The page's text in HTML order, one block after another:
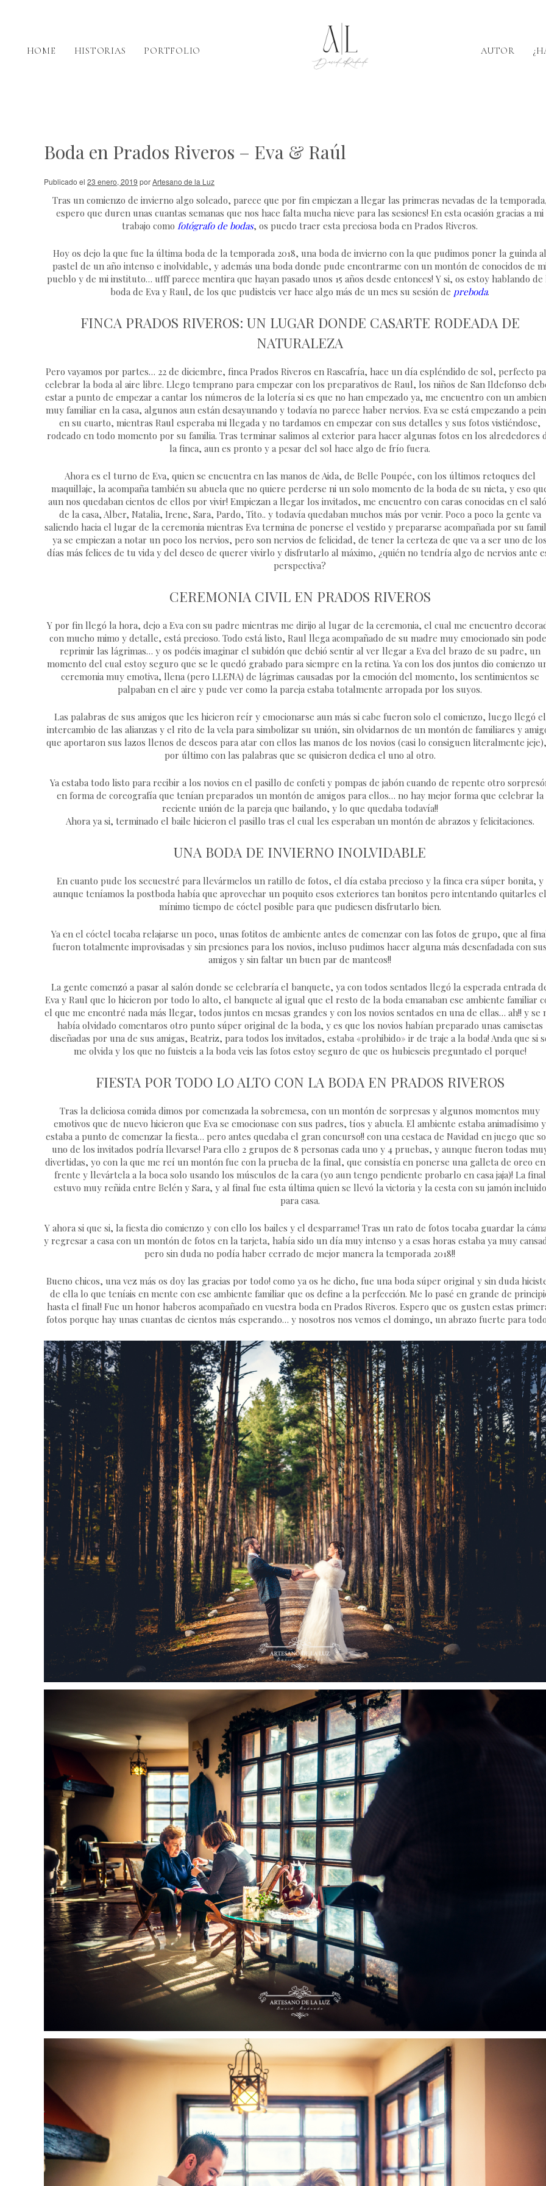
HOME HISTORIAS PORTFOLIO AUTOR
Boda en Prados Riveros – Eva & Raúl
Publicado el 23 enero, 2019 porArtesano de la Luz
Tras un comienzo de invierno algo soleado, parece que por fin empiezan a llegar las primeras nevadas de la
espero que duren unas cuantas semanas que nos hace falta mucha nieve para las sesiones! En esta ocasión gracias a mi
trabajo como fotógrafo de bodas, os puedo traer esta preciosa boda en Prados Riveros.
Hoy os dejo la que fue la última boda de la temporada 2018, una boda de invierno con la que pudimos poner la guinda al
pastel de un año intenso e inolvidable, y además una boda donde pude encontrarme con un montón de conocidos de
pueblo y de mi instituto… ufff parece mentira que hayan pasado unos 15 años desde entonces! Y si, os estoy hablando de
boda de Eva y Raul, de los que pudisteis ver hace algo más de un mes su sesión de preboda.
FINCA PRADOS RIVEROS: UN LUGAR DONDE CASARTE RODEADA DE
NATURALEZA
Pero vayamos por partes… 22 de diciembre, finca Prados Riveros en Rascafría, hace un día espléndido de sol, perfecto
celebrar la boda al aire libre. Llego temprano para empezar con los preparativos de Raul, los niños de San Ildefonso
estar a punto de empezar a cantar los números de la lotería si es que no han empezado ya, me encuentro con un
muy familiar en la casa, algunos aun están desayunando y todavía no parece haber nervios. Eva se está empezando a
en su cuarto, mientras Raul esperaba mi llegada y no tardamos en empezar con sus detalles y sus fotos vistiéndose,
rodeado en todo momento por su familia. Tras terminar salimos al exterior para hacer algunas fotos en los alrededores
la finca, aun es pronto y a pesar del sol hace algo de frío fuera.
Ahora es el turno de Eva, quien se encuentra en las manos de Aida, de Belle Poupée, con los últimos retoques del
maquillaje, la acompaña también su abuela que no quiere perderse ni un solo momento de la boda de su nieta, y eso
aun nos quedaban cientos de ellos por vivir! Empiezan a llegar los invitados, me encuentro con caras conocidas en el
de la casa, Alber, Natalia, Irene, Sara, Pardo, Tito.. y todavía quedaban muchos más por venir. Poco a poco la gente va
saliendo hacia el lugar de la ceremonia mientras Eva termina de ponerse el vestido y prepararse acompañada por su
ya se empiezan a notar un poco los nervios, pero son nervios de felicidad, de tener la certeza de que va a ser uno de los
días más felices de tu vida y del deseo de querer vivirlo y disfrutarlo al máximo, ¿quién no tendría algo de nervios ante
perspectiva?
CEREMONIA CIVIL EN PRADOS RIVEROS
Y por fin llegó la hora, dejo a Eva con su padre mientras me dirijo al lugar de la ceremonia, el cual me encuentro
con mucho mimo y detalle, está precioso. Todo está listo, Raul llega acompañado de su madre muy emocionado sin
reprimir las lágrimas… y os podéis imaginar el subidón que debió sentir al ver llegar a Eva del brazo de su padre, un
momento del cual estoy seguro que se le quedó grabado para siempre en la retina. Ya con los dos juntos dio comienzo
ceremonia muy emotiva, llena (pero LLENA) de lágrimas causadas por la emoción del momento, los sentimientos se
palpaban en el aire y pude ver como la pareja estaba totalmente arropada por los suyos.
Las palabras de sus amigos que les hicieron reír y emocionarse aun más si cabe fueron solo el comienzo, luego llegó el
intercambio de las alianzas y el rito de la vela para simbolizar su unión, sin olvidarnos de un montón de familiares y
que aportaron sus lazos llenos de deseos para atar con ellos las manos de los novios (casi lo consiguen literalmente
por último con las palabras que se quisieron dedica el uno al otro.
Ya estaba todo listo para recibir a los novios en el pasillo de confeti y pompas de jabón cuando de repente otro
en forma de coreografía que tenían preparados un montón de amigos para ellos… no hay mejor forma que celebrar la
reciente unión de la pareja que bailando, y lo que quedaba todavía!!
Ahora ya si, terminado el baile hicieron el pasillo tras el cual les esperaban un montón de abrazos y felicitaciones.
UNA BODA DE INVIERNO INOLVIDABLE
En cuanto pude los secuestré para llevármelos un ratillo de fotos, el día estaba precioso y la finca era súper bonita, y
aunque teníamos la postboda había que aprovechar un poquito esos exteriores tan bonitos pero intentando quitarles el
mínimo tiempo de cóctel posible para que pudiesen disfrutarlo bien.
Ya en el cóctel tocaba relajarse un poco, unas fotitos de ambiente antes de comenzar con las fotos de grupo, que al
fueron totalmente improvisadas y sin presiones para los novios, incluso pudimos hacer alguna más desenfadada con sus
amigos y sin faltar un buen par de manteos!!
La gente comenzó a pasar al salón donde se celebraría el banquete, ya con todos sentados llegó la esperada entrada
Eva y Raul que lo hicieron por todo lo alto, el banquete al igual que el resto de la boda emanaban ese ambiente familiar
el que me encontré nada más llegar, todos juntos en mesas grandes y con los novios sentados en una de ellas… ah!! y se
había olvidado comentaros otro punto súper original de la boda, y es que los novios habían preparado unas camisetas
diseñadas por una de sus amigas, Beatriz, para todos los invitados, estaba «prohibido» ir de traje a la boda! Anda que si
me olvida y los que no fuisteis a la boda veis las fotos estoy seguro de que os hubieseis preguntado el porque!
FIESTA POR TODO LO ALTO CON LA BODA EN PRADOS RIVEROS
Tras la deliciosa comida dimos por comenzada la sobremesa, con un montón de sorpresas y algunos momentos muy
emotivos que de nuevo hicieron que Eva se emocionase con sus padres, tíos y abuela. El ambiente estaba animadísimo y
estaba a punto de comenzar la fiesta… pero antes quedaba el gran concurso!! con una cestaca de Navidad en juego que
uno de los invitados podría llevarse! Para ello 2 grupos de 8 personas cada uno y 4 pruebas, y aunque fueron todas
divertidas, yo con la que me reí un montón fue con la prueba de la final, que consistía en ponerse una galleta de oreo
frente y llevártela a la boca solo usando los músculos de la cara (yo aun tengo pendiente probarlo en casa jaja)! La final
estuvo muy reñida entre Belén y Sara, y al final fue esta última quien se llevó la victoria y la cesta con su jamón incluido
para casa.
Y ahora si que si, la fiesta dio comienzo y con ello los bailes y el desparrame! Tras un rato de fotos tocaba guardar la
y regresar a casa con un montón de fotos en la tarjeta, había sido un día muy intenso y a esas horas estaba ya muy
pero sin duda no podía haber cerrado de mejor manera la temporada 2018!!
Bueno chicos, una vez más os doy las gracias por todo! como ya os he dicho, fue una boda súper original y sin duda
de ella lo que teníais en mente con ese ambiente familiar que os define a la perfección. Me lo pasé en grande de
hasta el final! Fue un honor haberos acompañado en vuestra boda en Prados Riveros. Espero que os gusten estas
fotos porque hay unas cuantas de cientos más esperando… y nosotros nos vemos el domingo, un abrazo fuerte para